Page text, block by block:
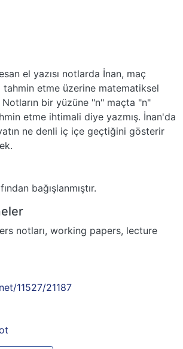
el yazısı notlarda İnan, maç
tahmin etme üzerine matematiksel
Notların bir yüzüne "n" maçta "n"
etme ihtimali diye yazmış. İnan'da
ne denli iç içe geçtiğini gösterir
bağışlanmıştır.
notları, working papers, lecture
11527/21187